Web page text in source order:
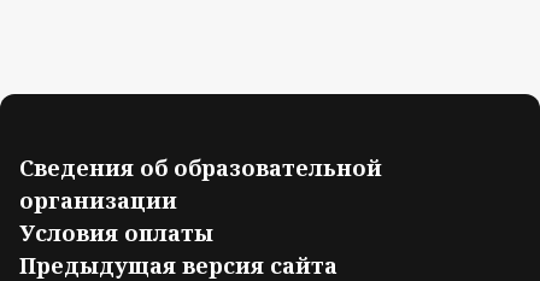
Сведения об образовательной
организации
Условия оплаты
Предыдущая версия сайта